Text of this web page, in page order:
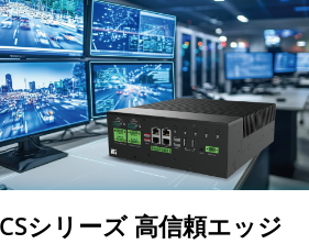
シリーズ 高信頼エッジ